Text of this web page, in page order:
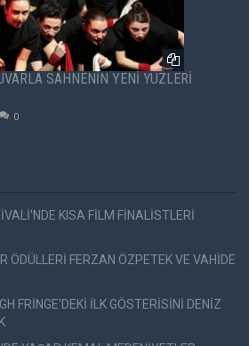
SAHNENİN YENİ YÜZLERİ
0
KISA FİLM FİNALİSTLERİ
ÖDÜLLERİ FERZAN ÖZPETEK VE VAHİDE
FRİNGE'DEKİ İLK GÖSTERİSİNİ DENİZ